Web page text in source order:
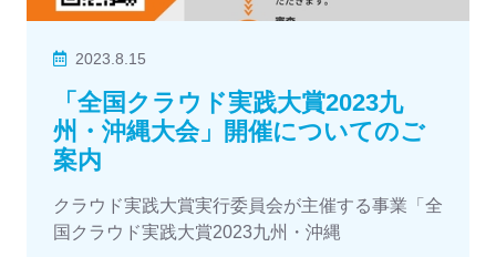
2023.8.15
「全国クラウド実践大賞2023九
州・沖縄大会」開催についてのご
案内
クラウド実践大賞実行委員会が主催する事業「全
国クラウド実践大賞2023九州・沖縄